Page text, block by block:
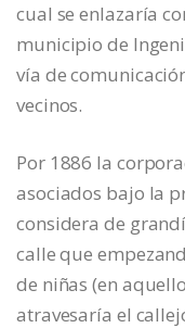
cual se enlazaría
municipio de
vía de
vecinos.
Por 1886 la
asociados bajo la
considera de
calle que
de niñas (en
atravesaría el